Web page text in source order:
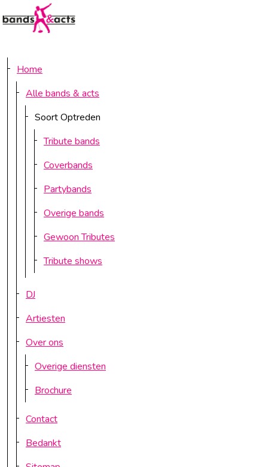
SITEMAP
Home
Alle bands & acts
Soort Optreden
Tribute bands
Coverbands
Partybands
Overige bands
Gewoon Tributes
Tribute shows
DJ
Artiesten
Over ons
Overige diensten
Brochure
Contact
Bedankt